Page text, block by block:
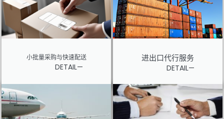
小批量采购与快速配送
DETAIL—
进出口代行服务
DETAIL—